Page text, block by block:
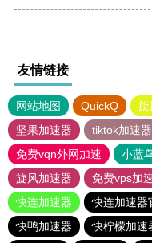
友情链接
网站地图 QuickQ 旋
坚果加速器
tiktok加速器
免费vqn外网加速
小蓝
旋风加速器
免费vps加
快连加速器
快连加速器
快鸭加速器
快柠檬加速